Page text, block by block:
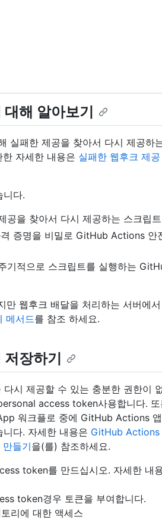
해 알아보기
실패한 제공을 찾아서 다시 제공하
자세한 내용은 실패한 웹후크 제
니다.
공을 찾아서 다시 제공하는 스크립트
증명을 비밀로 GitHub Actions 안
기적으로 스크립트를 실행하는
웹후크 배달을 처리하는 서버에
메서드를 참조 하세요.
장하기
다시 제공할 수 있는 충분한 권한이
access token사용합니다.
워크플로 중에 GitHub Actions
다. 자세한 내용은 GitHub Actions
들기을(를) 참조하세요.
token를 만드십시오. 자세한 내
token경우 토큰을 부여합니다.
리에 대한 액세스